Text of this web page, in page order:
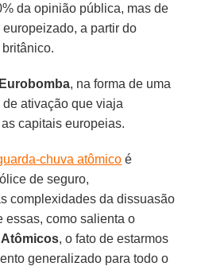
da opinião pública, mas de
a partir do
Eurobomba, na forma de uma
ativação que viaja
capitais europeias.
chuva atômico é
de seguro,
complexidades da dissuasão
essas, como salienta o
Atômicos, o fato de estarmos
generalizado para todo o